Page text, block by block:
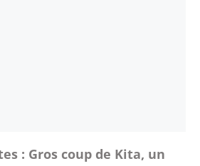
: Gros coup de Kita, un